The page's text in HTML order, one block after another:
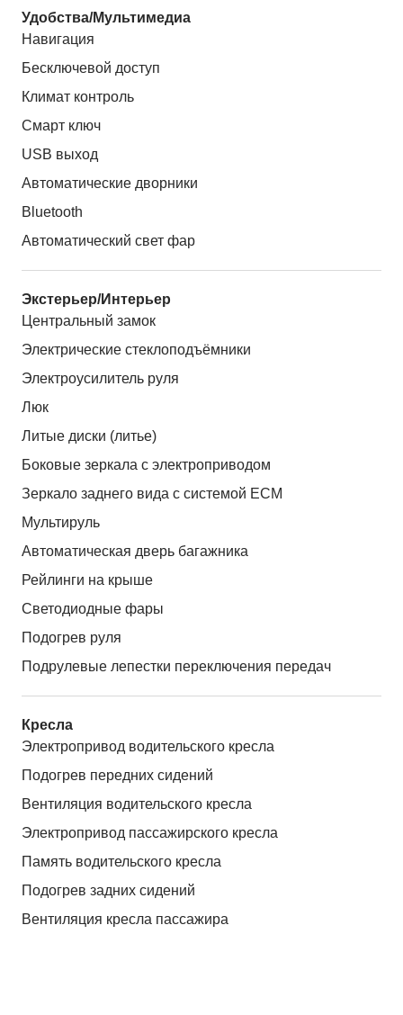
Удобства/Мультимедиа
Навигация
Бесключевой доступ
Климат контроль
Смарт ключ
USB выход
Автоматические дворники
Bluetooth
Автоматический свет фар
Экстерьер/Интерьер
Центральный замок
Электрические стеклоподъёмники
Электроусилитель руля
Люк
Литые диски (литье)
Боковые зеркала с электроприводом
Зеркало заднего вида с системой ЕСМ
Мультируль
Автоматическая дверь багажника
Рейлинги на крыше
Светодиодные фары
Подогрев руля
Подрулевые лепестки переключения передач
Кресла
Электропривод водительского кресла
Подогрев передних сидений
Вентиляция водительского кресла
Электропривод пассажирского кресла
Память водительского кресла
Подогрев задних сидений
Вентиляция кресла пассажира